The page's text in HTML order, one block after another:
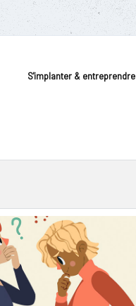
S'implanter & entreprendre